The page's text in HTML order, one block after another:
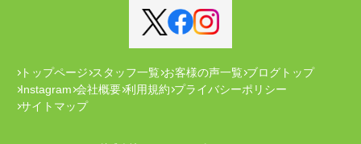
トップページ スタッフ一覧 お客様の声一覧 ブログトップ
Instagram 会社概要 利用規約 プライバシーポリシー
サイトマップ